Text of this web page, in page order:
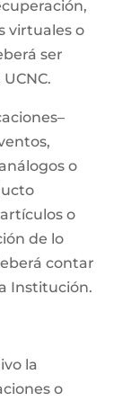
virtuales o
ser
o
o
de lo
contar
Institución.
la
o